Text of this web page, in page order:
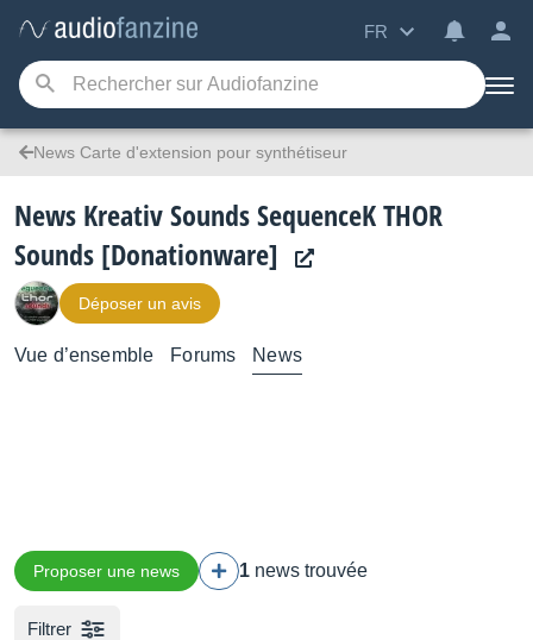
FR
News Carte d'extension pour synthétiseur
News Kreativ Sounds SequenceK THOR
Sounds [Donationware]
Déposer un avis
Vue d’ensemble Forums News
Proposer une news 1 news trouvée
Filtrer